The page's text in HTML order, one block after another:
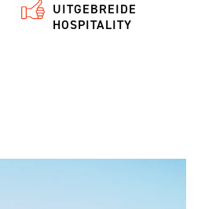
UITGEBREIDE
HOSPITALITY